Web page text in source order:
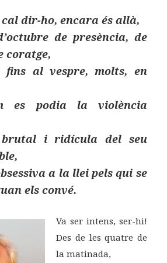
cal dir-ho, encara és allà,
de presència, de
coratge,
fins al vespre, molts, en
es podia la violència
brutal i ridícula del seu
a la llei pels qui se
els convé.
Va ser intens, ser-hi!
Des de les quatre de
la matinada,